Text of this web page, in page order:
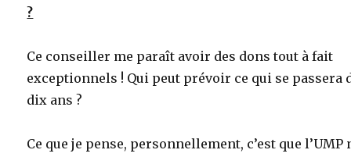
?
Ce conseiller me paraît avoir des dons tout à fait
exceptionnels ! Qui peut prévoir ce qui se passera
dix ans ?
Ce que je pense, personnellement, c’est que l’UMP